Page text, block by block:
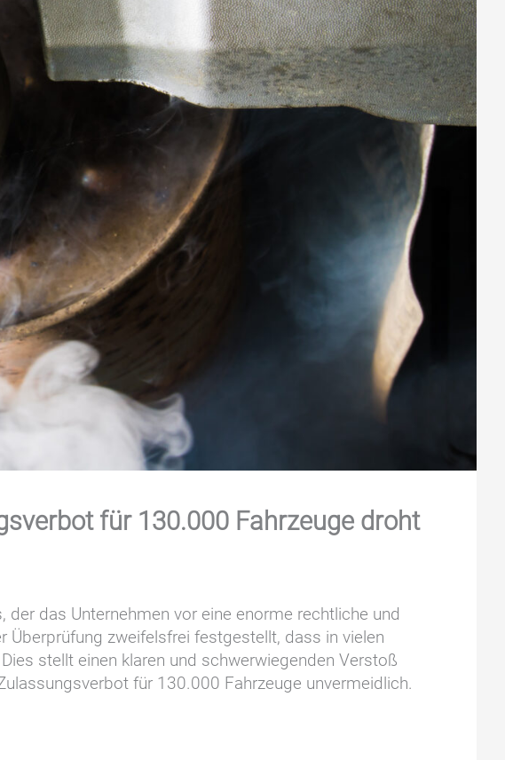
für 130.000 Fahrzeuge droht
das Unternehmen vor eine enorme rechtliche und
Überprüfung zweifelsfrei festgestellt, dass in vielen
stellt einen klaren und schwerwiegenden Verstoß
für 130.000 Fahrzeuge unvermeidlich.